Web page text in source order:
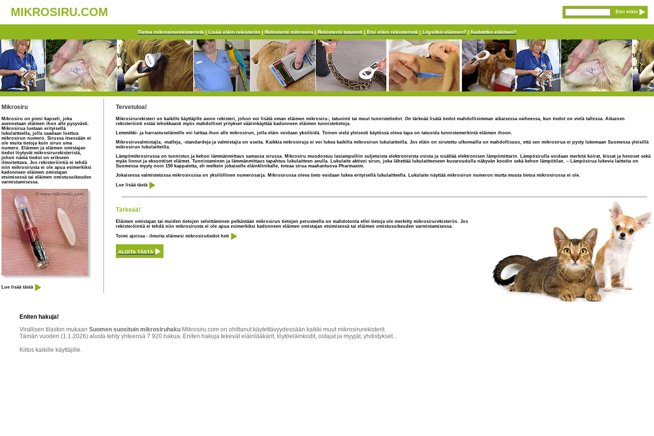
MIKROSIRU.COM Etsi eläin
Tietoa mikrosirurekisteristä | Lisää eläin rekisteriin | Rekisteröi mikrosiru | Rekisteröi tatuointi | Etsi eläin rekisteristä | Löysitkö eläimen? | Kadotitko eläimen?
Mikrosiru
Mikrosiru on pieni kapseli, joka
asennetaan eläimen ihon alle pysyvästi.
Mikrosirua luetaan erityisellä
lukulaitteella, jolla saadaan luettua
mikrosirun numero. Sirussa itsessään ei
ole muita tietoja kuin sirun oma
numero. Eläimen ja eläimen omistajan
tiedot löytyvät mikrosirurekisteristä,
johon nämä tiedot on erikseen
ilmoitettava. Jos rekisteröintiä ei tehdä
niin mikrosirusta ei ole apua esimerkiksi
kadonneen eläimen omistajan
etsimisessä tai eläimen omistusoikeuden
varmistamisessa.
Lue lisää tästä
Tervetuloa!
Mikrosirurekisteri on kaikille käyttäjille avoin rekisteri, johon voi lisätä oman eläimen mikrosiru-, tatuointi tai muut tunnistetiedot. On tärkeää lisätä tiedot mahdollisimman aikaisessa vaiheessa, kun tiedot on vielä tallessa. Aikainen
rekisteröinti estää tehokkaasti myös mahdolliset yritykset väärinkäyttää kadonneen eläimen tunnistetietoja.
Lemmikki- ja harrastuseläimille voi laittaa ihon alle mikrosirun, jolla eläin voidaan yksilöidä. Toinen vielä yleisesti käytössä oleva tapa on tatuoida tunnistemerkintä eläimen ihoon.
Mikrosiruvalmistajia, -malleja, -standardeja ja valmistajia on useita. Kaikkia mikrosiruja ei voi lukea kaikilla mikrosirun lukulaitteilla. Jos eläin on sirutettu ulkomailla on mahdollisuus, että sen mikrosirua ei pysty lukemaan Suomessa yleisillä
mikrosirun lukulaitteilla.
Lämpömikrosirussa on tunnistus ja kehon lämmänmittaus samassa sirussa. Mikrosiru muodostuu lasiampulliin suljetuista elektronisista osista ja sisältää elektronisen lämpömittarin. Lämpösirulla voidaan merkitä koirat, kissat ja hevoset sekä
myäs linnut ja eksoottiset eläimet. Tunnistaminen ja lämmänmittaus tapahtuu lukulaitteen avulla. Lukulaite aktivoi sirun, joka lähettää lukulaitteeseen kuvaruudulla näkyvän koodin sekä kehon lämpötilan. – Lämpösirua lukevia laitteita on
Suomessa myyty noin 150 kappaletta, eli melkein jokaiselle eläinklinikalle, toteaa sirua maahantuova Pharmaxim.
Jokaisessa valmistetussa mikrosirussa on yksilöllinen numerosarja. Mikrosirussa oleva tieto voidaan lukea erityisellä lukulaitteella. Lukulaite näyttää mikrosirun numeron mutta muuta tietoa mikrosirussa ei ole.
Lue lisää tästä
Tärkeää!
Eläimen omistajan tai muiden tietojen selvittäminen pelkästään mikrosirun tietojen perusteella on mahdotonta ellei tietoja ole merkitty mikrosirurekisteriin. Jos
rekisteröintiä ei tehdä niin mikrosirusta ei ole apua esimerkiksi kadonneen eläimen omistajan etsimisessä tai eläimen omistusoikeuden varmistamisessa.
Toimi ajoissa - ilmoita eläimesi mikrosirutiedot heti
ALOITA TÄSTÄ
Eniten hakuja!
Virallisen tilaston mukaan Suomen suosituin mikrosiruhaku Mikrosiru.com on ohittanut käytettävyydessään kaikki muut mikrosirurekisterit.
Tämän vuoden (1.1.2026) alusta tehty yhteensä 7 920 hakua. Eniten hakuja tekevät eläinlääkärit, löytöeläinkodit, ostajat ja myyjät, yhdistykset...
Kiitos kaikille käyttäjille.